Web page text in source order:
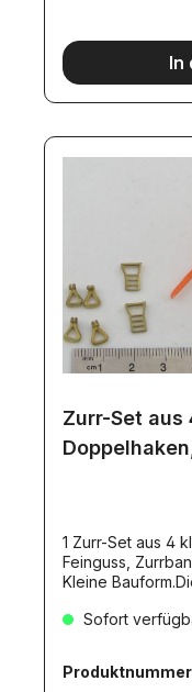
In
Zurr-Set aus
1 Zurr-Set aus 4
Feinguss,
Kleine
Wedico-Maßstab. Zur Herstellung
kleine
verschliffen2
Sofort